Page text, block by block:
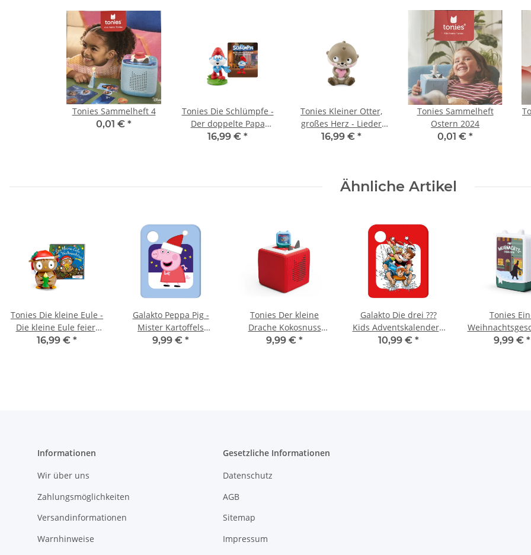
Tonies Sammelheft 4
0,01 € *
Tonies Die Schlümpfe -
Der doppelte Papa
Schlumpf & 3 weitere
16,99 € *
Tonies Kleiner Otter,
großes Herz - Lieder
und Geschichten zum
16,99 € *
Tonies Sammelheft
Ostern 2024
0,01 € *
Ähnliche Artikel
Tonies Die kleine Eule -
Die kleine Eule feiert
Weihnachten
16,99 € *
Galakto Peppa Pig -
Mister Kartoffels
Weihnachtsshow
9,99 € *
Tonies Der kleine
Drache Kokosnuss
feiert Weihnachten
9,99 € *
Galakto Die drei ???
Kids Adventskalender -
24 Tage eingeschneit
10,99 € *
Tonies
9,99 € *
Informationen
Wir über uns
Zahlungsmöglichkeiten
Versandinformationen
Warnhinweise
Gesetzliche Informationen
Datenschutz
AGB
Sitemap
Impressum